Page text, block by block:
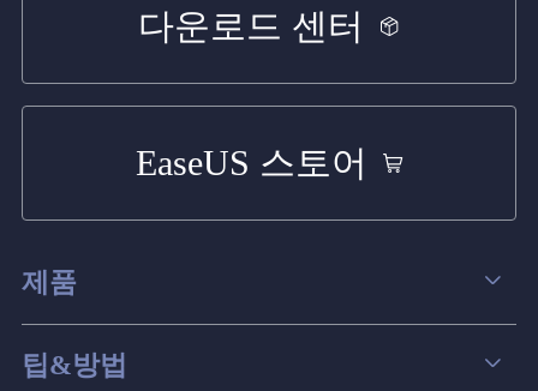
다운로드 센터
EaseUS 스토어
제품
데이터 복구
팁&방법